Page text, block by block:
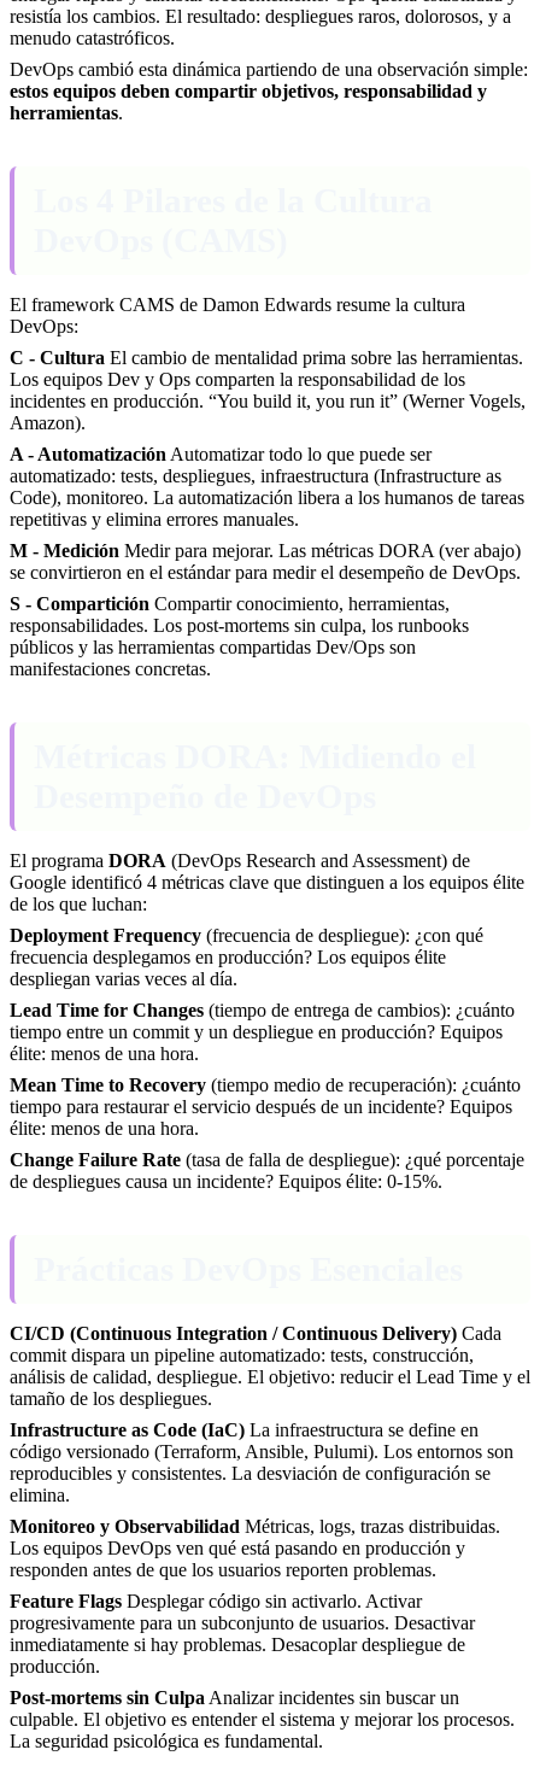
resistía los cambios. El resultado: despliegues raros, dolorosos, y a
menudo catastróficos.
DevOps cambió esta dinámica partiendo de una observación simple:
estos equipos deben compartir objetivos, responsabilidad y
herramientas.
El framework CAMS de Damon Edwards resume la cultura
DevOps:
C - Cultura El cambio de mentalidad prima sobre las herramientas.
Los equipos Dev y Ops comparten la responsabilidad de los
incidentes en producción. “You build it, you run it” (Werner Vogels,
Amazon).
A - Automatización Automatizar todo lo que puede ser
automatizado: tests, despliegues, infraestructura (Infrastructure as
Code), monitoreo. La automatización libera a los humanos de tareas
repetitivas y elimina errores manuales.
M - Medición Medir para mejorar. Las métricas DORA (ver abajo)
se convirtieron en el estándar para medir el desempeño de DevOps.
S - Compartición Compartir conocimiento, herramientas,
responsabilidades. Los post-mortems sin culpa, los runbooks
públicos y las herramientas compartidas Dev/Ops son
manifestaciones concretas.
El programa DORA (DevOps Research and Assessment) de
Google identificó 4 métricas clave que distinguen a los equipos élite
de los que luchan:
Deployment Frequency (frecuencia de despliegue): ¿con qué
frecuencia desplegamos en producción? Los equipos élite
despliegan varias veces al día.
Lead Time for Changes (tiempo de entrega de cambios): ¿cuánto
tiempo entre un commit y un despliegue en producción? Equipos
élite: menos de una hora.
Mean Time to Recovery (tiempo medio de recuperación): ¿cuánto
tiempo para restaurar el servicio después de un incidente? Equipos
élite: menos de una hora.
Change Failure Rate (tasa de falla de despliegue): ¿qué porcentaje
de despliegues causa un incidente? Equipos élite: 0-15%.
CI/CD (Continuous Integration / Continuous Delivery) Cada
commit dispara un pipeline automatizado: tests, construcción,
análisis de calidad, despliegue. El objetivo: reducir el Lead Time y el
tamaño de los despliegues.
Infrastructure as Code (IaC) La infraestructura se define en
código versionado (Terraform, Ansible, Pulumi). Los entornos son
reproducibles y consistentes. La desviación de configuración se
elimina.
Monitoreo y Observabilidad Métricas, logs, trazas distribuidas.
Los equipos DevOps ven qué está pasando en producción y
responden antes de que los usuarios reporten problemas.
Feature Flags Desplegar código sin activarlo. Activar
progresivamente para un subconjunto de usuarios. Desactivar
inmediatamente si hay problemas. Desacoplar despliegue de
producción.
Post-mortems sin Culpa Analizar incidentes sin buscar un
culpable. El objetivo es entender el sistema y mejorar los procesos.
La seguridad psicológica es fundamental.